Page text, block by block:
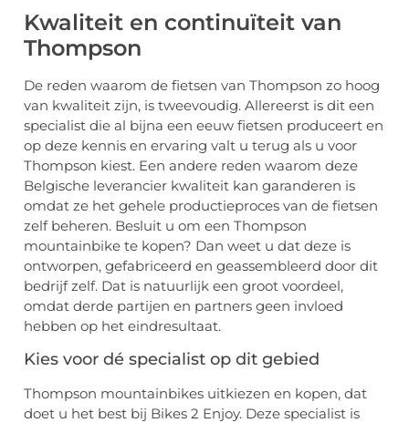
Kwaliteit en continuïteit van
Thompson
De reden waarom de fietsen van Thompson zo hoog
van kwaliteit zijn, is tweevoudig. Allereerst is dit een
specialist die al bijna een eeuw fietsen produceert en
op deze kennis en ervaring valt u terug als u voor
Thompson kiest. Een andere reden waarom deze
Belgische leverancier kwaliteit kan garanderen is
omdat ze het gehele productieproces van de fietsen
zelf beheren. Besluit u om een Thompson
mountainbike te kopen? Dan weet u dat deze is
ontworpen, gefabriceerd en geassembleerd door dit
bedrijf zelf. Dat is natuurlijk een groot voordeel,
omdat derde partijen en partners geen invloed
hebben op het eindresultaat.
Kies voor dé specialist op dit gebied
Thompson mountainbikes uitkiezen en kopen, dat
doet u het best bij Bikes 2 Enjoy. Deze specialist is